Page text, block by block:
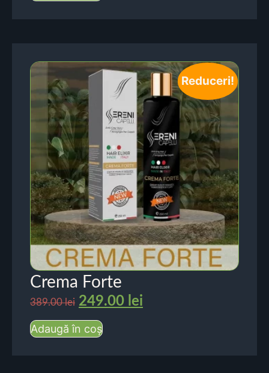
Reduceri!
Crema Forte
389.00lei 249.00 lei
Adaugă în coș